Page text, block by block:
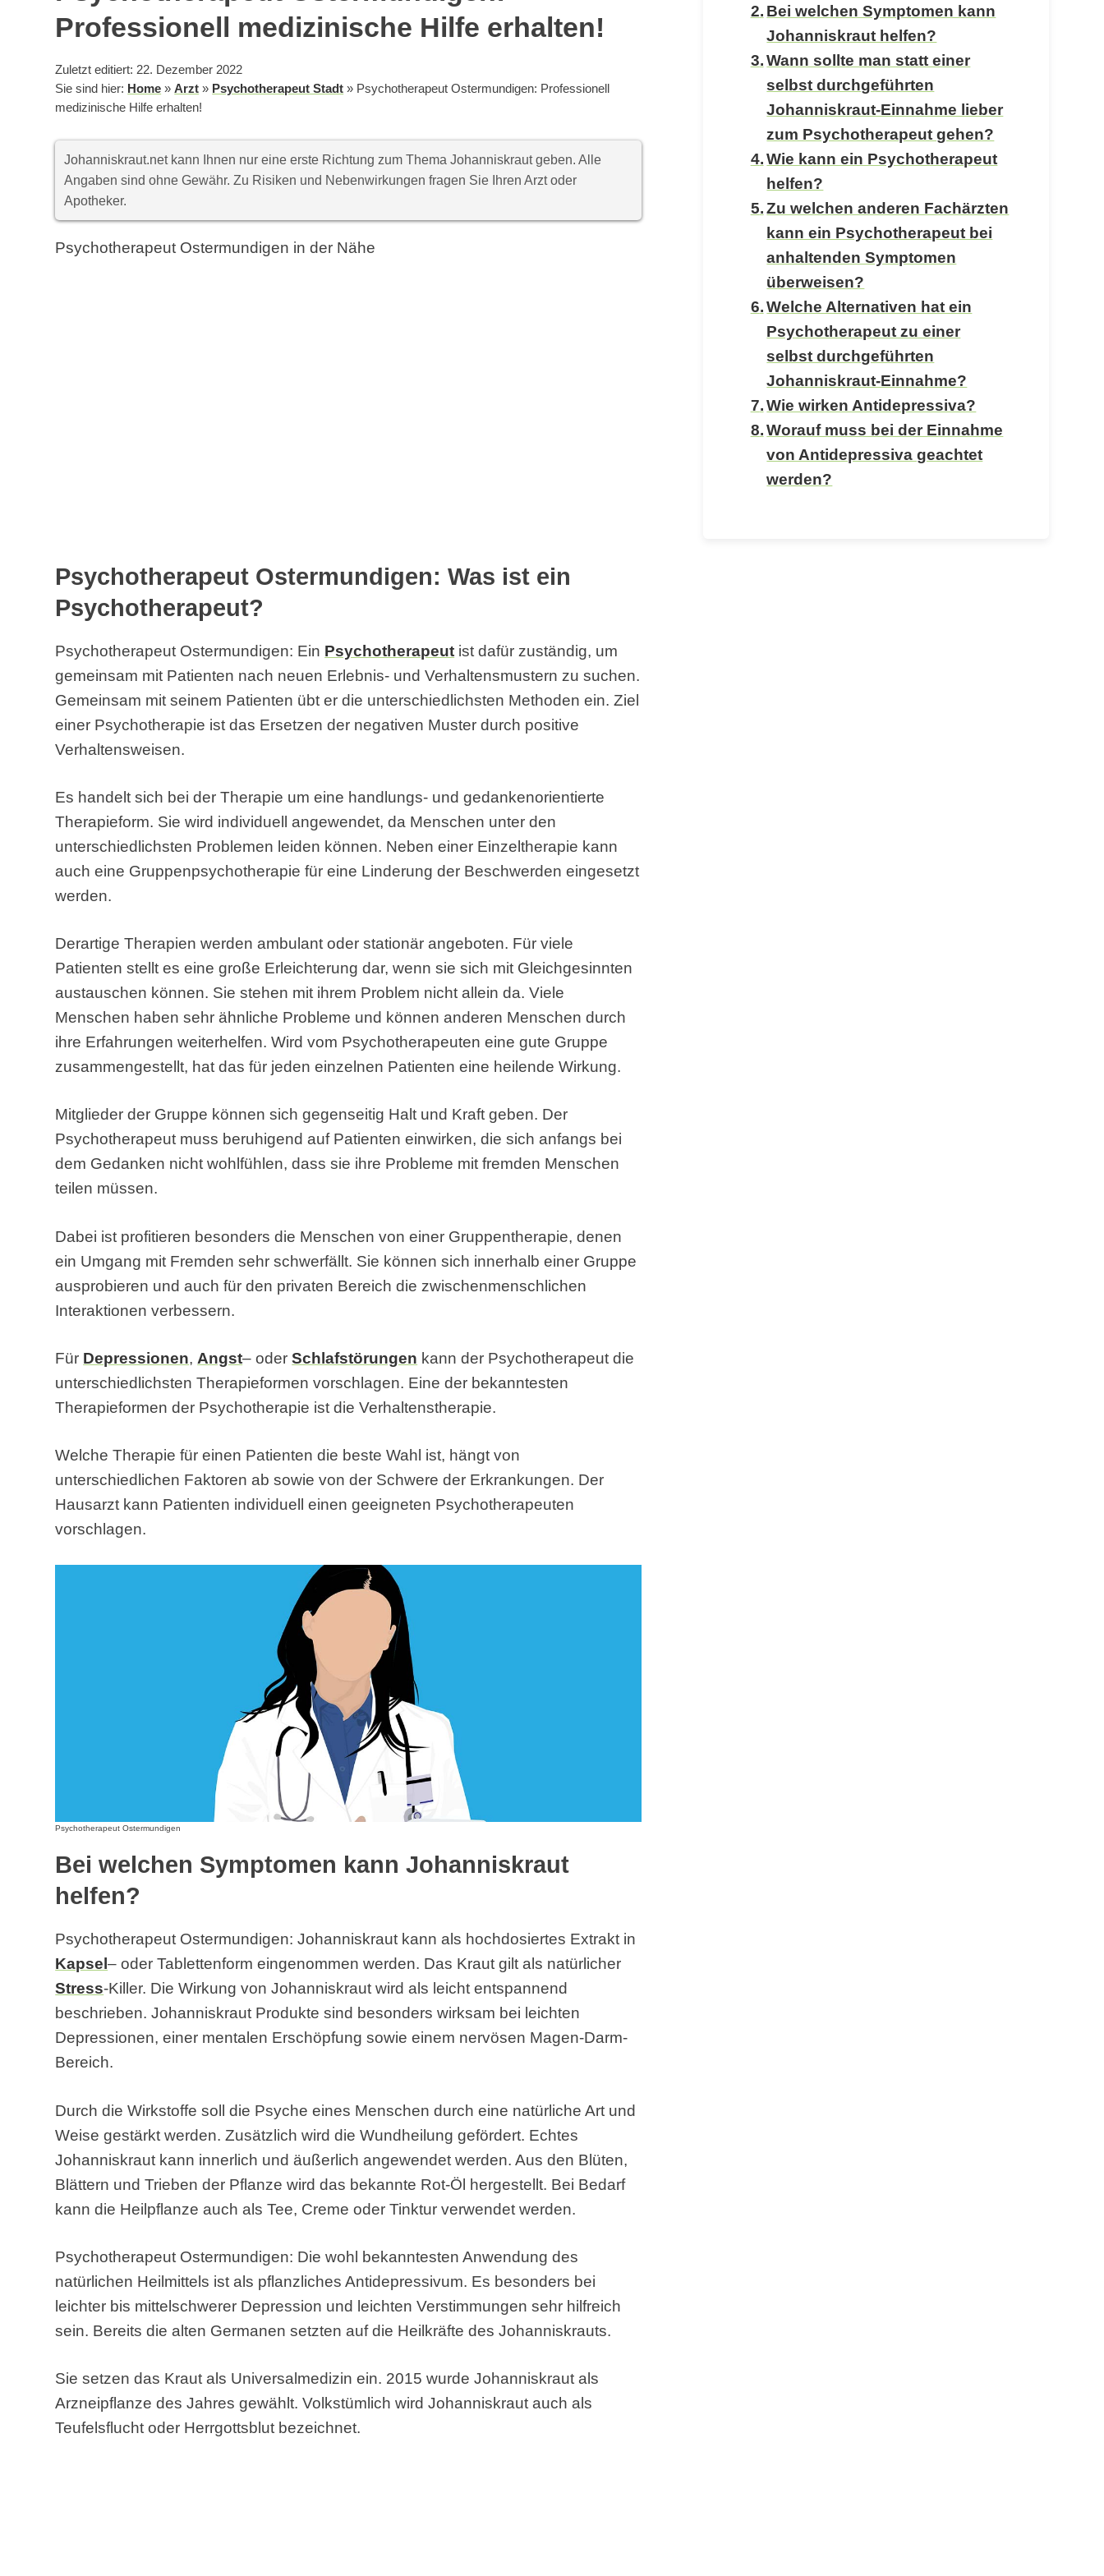
Professionell medizinische Hilfe erhalten!
Zuletzt editiert: 22. Dezember 2022
Sie sind hier: Home »Arzt » Psychotherapeut Stadt » Psychotherapeut Ostermundigen: Professionell
medizinische Hilfe erhalten!
Johanniskraut.net kann Ihnen nur eine erste Richtung zum Thema Johanniskraut geben. Alle
Angaben sind ohne Gewähr. Zu Risiken und Nebenwirkungen fragen Sie Ihren Arzt oder
Apotheker.
Psychotherapeut Ostermundigen in der Nähe
Psychotherapeut Ostermundigen: Was ist ein
Psychotherapeut?
Psychotherapeut Ostermundigen: Ein Psychotherapeut ist dafür zuständig, um
gemeinsam mit Patienten nach neuen Erlebnis- und Verhaltensmustern zu suchen.
Gemeinsam mit seinem Patienten übt er die unterschiedlichsten Methoden ein. Ziel
einer Psychotherapie ist das Ersetzen der negativen Muster durch positive
Verhaltensweisen.
Es handelt sich bei der Therapie um eine handlungs- und gedankenorientierte
Therapieform. Sie wird individuell angewendet, da Menschen unter den
unterschiedlichsten Problemen leiden können. Neben einer Einzeltherapie kann
auch eine Gruppenpsychotherapie für eine Linderung der Beschwerden eingesetzt
werden.
Derartige Therapien werden ambulant oder stationär angeboten. Für viele
Patienten stellt es eine große Erleichterung dar, wenn sie sich mit Gleichgesinnten
austauschen können. Sie stehen mit ihrem Problem nicht allein da. Viele
Menschen haben sehr ähnliche Probleme und können anderen Menschen durch
ihre Erfahrungen weiterhelfen. Wird vom Psychotherapeuten eine gute Gruppe
zusammengestellt, hat das für jeden einzelnen Patienten eine heilende Wirkung.
Mitglieder der Gruppe können sich gegenseitig Halt und Kraft geben. Der
Psychotherapeut muss beruhigend auf Patienten einwirken, die sich anfangs bei
dem Gedanken nicht wohlfühlen, dass sie ihre Probleme mit fremden Menschen
teilen müssen.
Dabei ist profitieren besonders die Menschen von einer Gruppentherapie, denen
ein Umgang mit Fremden sehr schwerfällt. Sie können sich innerhalb einer Gruppe
ausprobieren und auch für den privaten Bereich die zwischenmenschlichen
Interaktionen verbessern.
Für Depressionen, Angst– oderSchlafstörungen kann der Psychotherapeut die
unterschiedlichsten Therapieformen vorschlagen. Eine der bekanntesten
Therapieformen der Psychotherapie ist die Verhaltenstherapie.
Welche Therapie für einen Patienten die beste Wahl ist, hängt von
unterschiedlichen Faktoren ab sowie von der Schwere der Erkrankungen. Der
Hausarzt kann Patienten individuell einen geeigneten Psychotherapeuten
vorschlagen.
Psychotherapeut Ostermundigen
Bei welchen Symptomen kann Johanniskraut
helfen?
Psychotherapeut Ostermundigen: Johanniskraut kann als hochdosiertes Extrakt in
Kapsel– oder Tablettenform eingenommen werden. Das Kraut gilt als natürlicher
Stress-Killer. Die Wirkung von Johanniskraut wird als leicht entspannend
beschrieben. Johanniskraut Produkte sind besonders wirksam bei leichten
Depressionen, einer mentalen Erschöpfung sowie einem nervösen Magen-Darm-
Bereich.
Durch die Wirkstoffe soll die Psyche eines Menschen durch eine natürliche Art und
Weise gestärkt werden. Zusätzlich wird die Wundheilung gefördert. Echtes
Johanniskraut kann innerlich und äußerlich angewendet werden. Aus den Blüten,
Blättern und Trieben der Pflanze wird das bekannte Rot-Öl hergestellt. Bei Bedarf
kann die Heilpflanze auch als Tee, Creme oder Tinktur verwendet werden.
Psychotherapeut Ostermundigen: Die wohl bekanntesten Anwendung des
natürlichen Heilmittels ist als pflanzliches Antidepressivum. Es besonders bei
leichter bis mittelschwerer Depression und leichten Verstimmungen sehr hilfreich
sein. Bereits die alten Germanen setzten auf die Heilkräfte des Johanniskrauts.
Sie setzen das Kraut als Universalmedizin ein. 2015 wurde Johanniskraut als
Arzneipflanze des Jahres gewählt. Volkstümlich wird Johanniskraut auch als
Teufelsflucht oder Herrgottsblut bezeichnet.
Bei welchen Symptomen kann
Johanniskraut helfen?
Wann sollte man statt einer
selbst durchgeführten
Johanniskraut-Einnahme lieber
zum Psychotherapeut gehen?
Wie kann ein Psychotherapeut
helfen?
Zu welchen anderen Fachärzten
kann ein Psychotherapeut bei
anhaltenden Symptomen
überweisen?
Welche Alternativen hat ein
Psychotherapeut zu einer
selbst durchgeführten
Johanniskraut-Einnahme?
Wie wirken Antidepressiva?
Worauf muss bei der Einnahme
von Antidepressiva geachtet
werden?